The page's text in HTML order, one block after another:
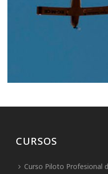
CURSOS
Curso Piloto Profesional